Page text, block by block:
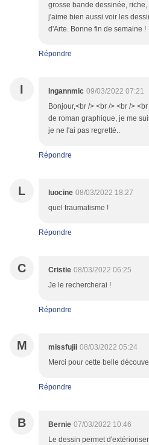
grosse bande dessinée,
j'aime bien aussi voir les
d'Arte. Bonne fin de semaine !
Répondre
I Ingannmic 09/03/2022 07:21
Bonjour,<br /> <br /> <br />
de roman graphique, je me
je ne l'ai pas regretté..
Répondre
L luocine 08/03/2022 18:27
quel traumatisme !
Répondre
C Cristie 08/03/2022 06:25
Je le rechercherai !
Répondre
M missfujii 08/03/2022 05:24
Merci pour cette belle
Répondre
B Bernie 07/03/2022 10:46
Le dessin permet